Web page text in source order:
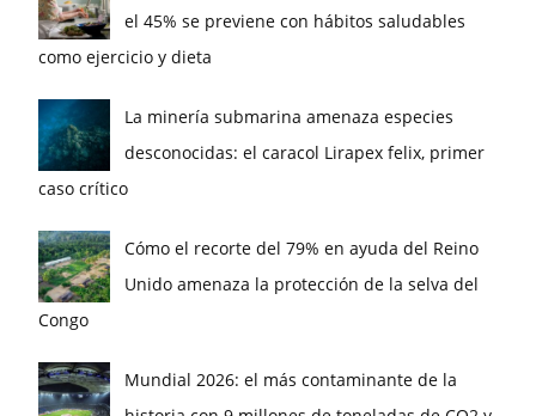
el 45% se previene con hábitos saludables
como ejercicio y dieta
La minería submarina amenaza especies
desconocidas: el caracol Lirapex felix, primer
caso crítico
Cómo el recorte del 79% en ayuda del Reino
Unido amenaza la protección de la selva del
Congo
Mundial 2026: el más contaminante de la